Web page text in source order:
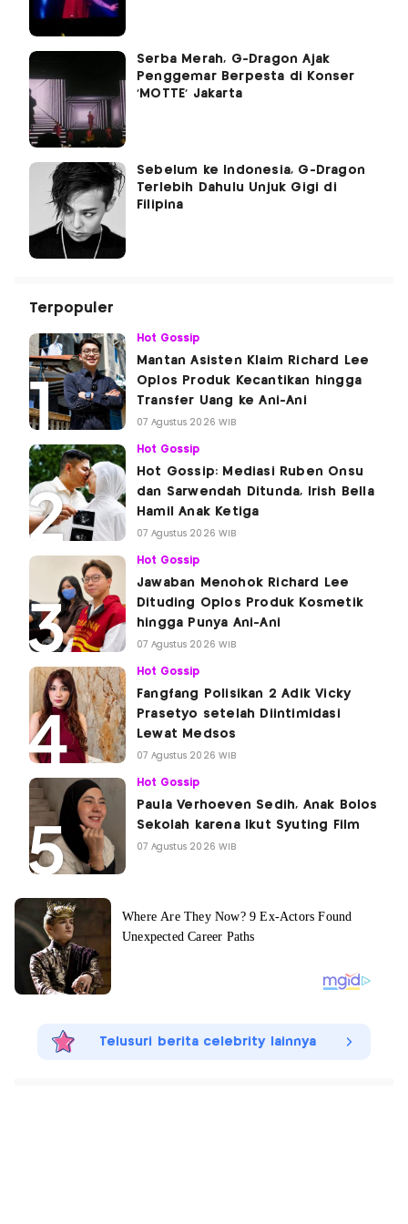
Serba Merah, G-Dragon Ajak
Penggemar Berpesta di Konser
'MOTTE' Jakarta
Sebelum ke Indonesia, G-Dragon
Terlebih Dahulu Unjuk Gigi di
Filipina
Terpopuler
Hot Gossip
Mantan Asisten Klaim Richard Lee
Oplos Produk Kecantikan hingga
Transfer Uang ke Ani-Ani
07 Agustus 2026 WIB
Hot Gossip
Hot Gossip: Mediasi Ruben Onsu
dan Sarwendah Ditunda, Irish Bella
Hamil Anak Ketiga
07 Agustus 2026 WIB
Hot Gossip
Jawaban Menohok Richard Lee
Dituding Oplos Produk Kosmetik
hingga Punya Ani-Ani
07 Agustus 2026 WIB
Hot Gossip
Fangfang Polisikan 2 Adik Vicky
Prasetyo setelah Diintimidasi
Lewat Medsos
07 Agustus 2026 WIB
Hot Gossip
Paula Verhoeven Sedih, Anak Bolos
Sekolah karena Ikut Syuting Film
07 Agustus 2026 WIB
Telusuri berita celebrity lainnya